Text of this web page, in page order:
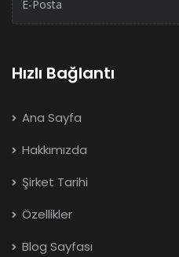
Hızlı Bağlantı
Ana Sayfa
Hakkımızda
Şirket Tarihi
Özellikler
Blog Sayfası